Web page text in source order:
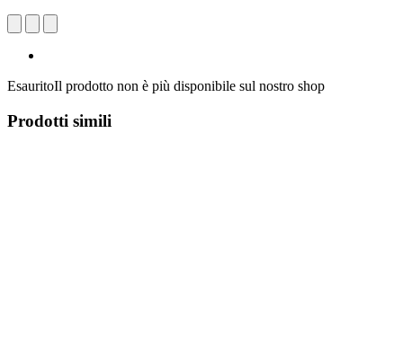
EsauritoIl prodotto non è più disponibile sul nostro shop
Prodotti simili